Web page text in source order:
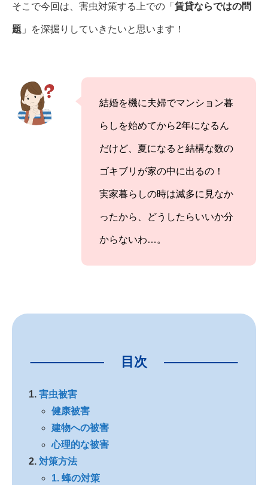
そこで今回は、害虫対策する上での「 賃貸ならではの問
題 」を深掘りしていきたいと思います！
結婚を機に夫婦でマンション暮
らしを始めてから2年になるん
だけど、夏になると結構な数の
ゴキブリが家の中に出るの！
実家暮らしの時は滅多に見なか
ったから、どうしたらいいか分
からないわ…。
目次
害虫被害
健康被害
建物への被害
心理的な被害
対策方法
1. 蜂の対策